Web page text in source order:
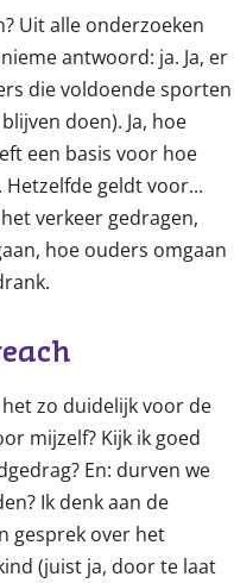
Uit alle onderzoeken
antwoord: ja. Ja, er
die voldoende sporten
doen). Ja, hoe
een basis voor hoe
geldt voor...
verkeer gedragen,
hoe ouders omgaan
zo duidelijk voor de
mijzelf? Kijk ik goed
En: durven we
Ik denk aan de
gesprek over het
(juist ja, door te laat